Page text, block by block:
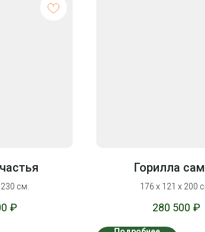
см.
₽
Горилла
176 х 121 х 200
280 500 ₽